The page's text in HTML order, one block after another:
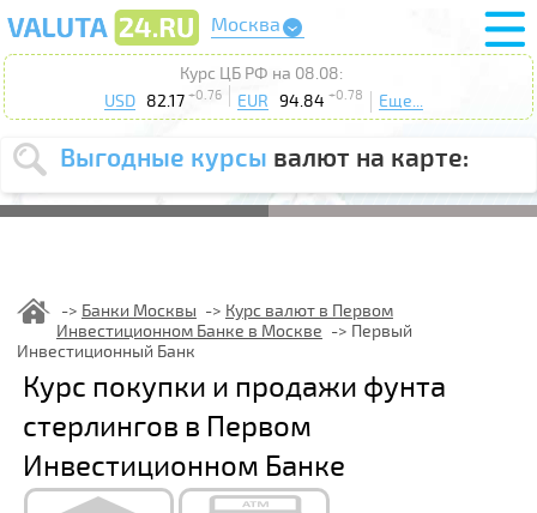
Москва
Курс ЦБ РФ на 08.08:
USD
82.17 +0.76 EUR 94.84 +0.78 Еще...
Выгодные курсы валют на карте:
Выберите
USD EUR
курс от
Выберите
действие:
Поиск
Банки Москвы
Курс валют в Первом
Инвестиционном Банке в Москве
Первый
Инвестиционный Банк
Курс покупки и продажи фунта
стерлингов в Первом
Инвестиционном Банке